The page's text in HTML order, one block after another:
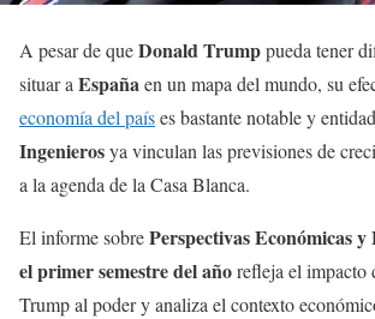
A pesar de queDonald Trumppueda tener
situar a Españaen un mapa del mundo, su
economía del países bastante notable y
Ingenierosya vinculan las previsiones de
a la agenda de la Casa Blanca.
El informe sobrePerspectivas Económicas
el primer semestre del añorefleja el impacto
Trump al poder y analiza el contexto